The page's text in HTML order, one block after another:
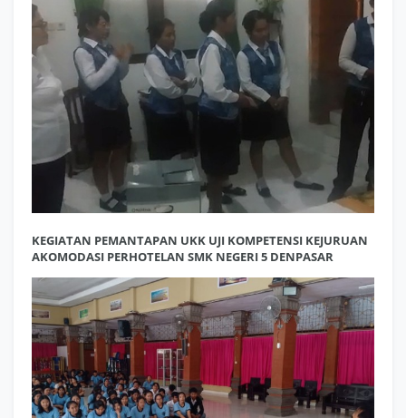
KEGIATAN PEMANTAPAN UKK UJI KOMPETENSI KEJURUAN
AKOMODASI PERHOTELAN SMK NEGERI 5 DENPASAR